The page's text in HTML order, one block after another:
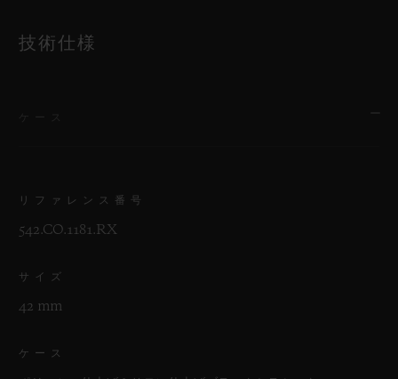
技術仕様
リファレンス番号
542.CO.1181.RX
サイズ
42 mm
ケース